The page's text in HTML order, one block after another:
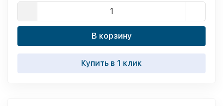
В корзину
Купить в 1 клик